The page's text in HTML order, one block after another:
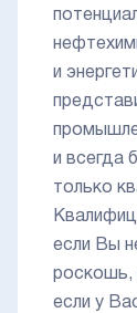
и
и всегда
только
если Вы
роскошь,
если у